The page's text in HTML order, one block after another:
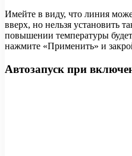
Имейте в виду, что линия
вверх, но нельзя установить
повышении температуры
нажмите «Применить» и
Автозапуск при